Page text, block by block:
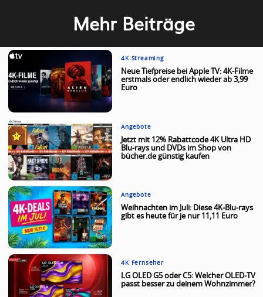
Mehr Beiträge
4K Streaming
Neue Tiefpreise bei Apple TV: 4K-Filme
erstmals oder endlich wieder ab 3,99
Euro
Angebote
Jetzt mit 12% Rabattcode 4K Ultra HD
Blu-rays und DVDs im Shop von
bücher.de günstig kaufen
Angebote
Weihnachten im Juli: Diese 4K-Blu-rays
gibt es heute für je nur 11,11 Euro
4K Fernseher
LG OLED G5 oder C5: Welcher OLED-TV
passt besser zu deinem Wohnzimmer?